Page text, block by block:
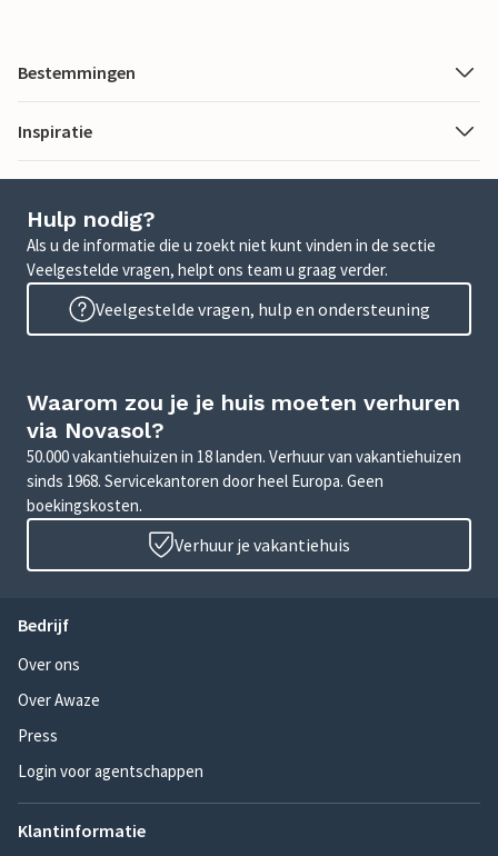
Bestemmingen
Inspiratie
Hulp nodig?
Als u de informatie die u zoekt niet kunt vinden in de sectie
Veelgestelde vragen, helpt ons team u graag verder.
Veelgestelde vragen, hulp en ondersteuning
Waarom zou je je huis moeten verhuren
via Novasol?
50.000 vakantiehuizen in 18 landen. Verhuur van vakantiehuizen
sinds 1968. Servicekantoren door heel Europa. Geen
boekingskosten.
Verhuur je vakantiehuis
Bedrijf
Over ons
Over Awaze
Press
Login voor agentschappen
Klantinformatie